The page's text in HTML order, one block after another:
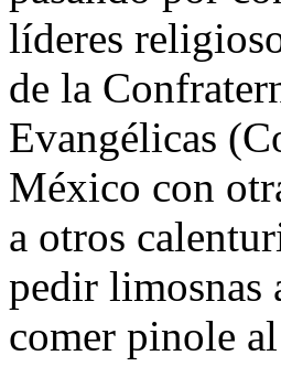
líderes
de la
Evangélicas
México con
a otros
pedir limosnas
comer pinole